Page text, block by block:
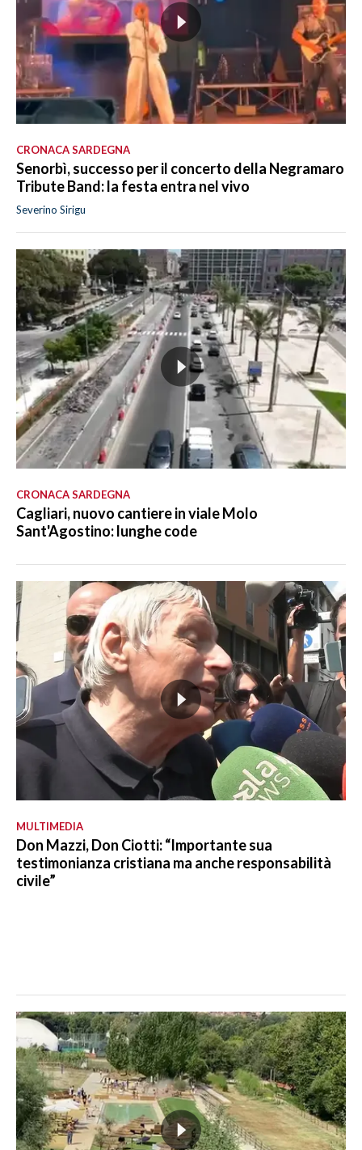
CRONACA SARDEGNA
Senorbì, successo per il concerto della Negramaro
Tribute Band: la festa entra nel vivo
Severino Sirigu
CRONACA SARDEGNA
Cagliari, nuovo cantiere in viale Molo
Sant'Agostino: lunghe code
MULTIMEDIA
Don Mazzi, Don Ciotti: “Importante sua
testimonianza cristiana ma anche responsabilità
civile”